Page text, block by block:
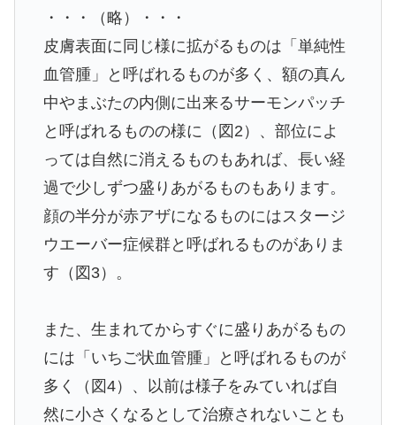
・・・（略）・・・
皮膚表面に同じ様に拡がるものは「単純性
血管腫」と呼ばれるものが多く、額の真ん
中やまぶたの内側に出来るサーモンパッチ
と呼ばれるものの様に（図2）、部位によ
っては自然に消えるものもあれば、長い経
過で少しずつ盛りあがるものもあります。
顔の半分が赤アザになるものにはスタージ
ウエーバー症候群と呼ばれるものがありま
す（図3）。
また、生まれてからすぐに盛りあがるもの
には「いちご状血管腫」と呼ばれるものが
多く（図4）、以前は様子をみていれば自
然に小さくなるとして治療されないことも